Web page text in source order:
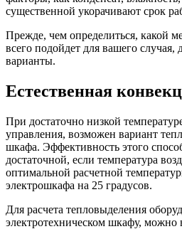
существенной укорачивают срок
Прежде, чем определиться, какой
всего подойдет для вашего случая,
варианты.
Естественная
При достаточно низкой
управления, возможен вариант
шкафа. Эффективность этого
достаточной, если температура
оптимальной расчетной
электрошкафа на 25 градусов.
Для расчета тепловыделения
электротехническом шкафу, можно